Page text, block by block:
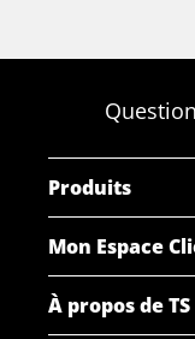
Produits
Mon Espace
À propos de